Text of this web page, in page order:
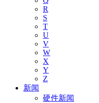
R
S
T
U
V
W
X
Y
Z
新闻
硬件新闻